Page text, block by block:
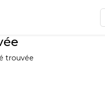
trouvée